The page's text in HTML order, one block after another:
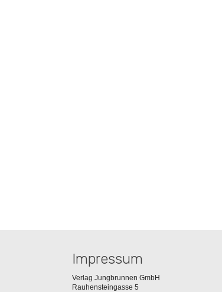
Impressum
Verlag Jungbrunnen GmbH
Rauhensteingasse 5